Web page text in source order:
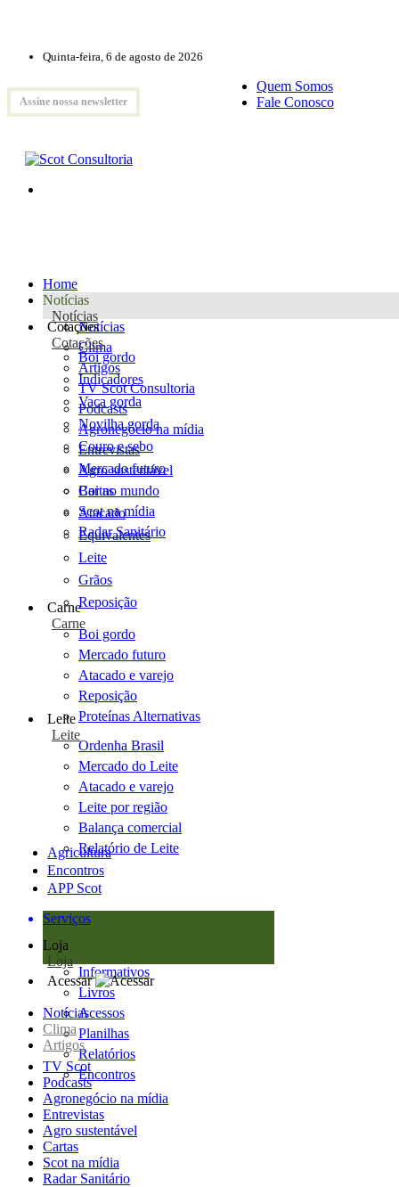
Quinta-feira, 6 de agosto de 2026
Assine nossa newsletter
Quem Somos
Fale Conosco
Home
Notícias
Notícias
Notícias
Clima
Artigos
TV Scot Consultoria
Podcasts
Agronegócio na mídia
Entrevistas
Agro sustentável
Cartas
Scot na mídia
Radar Sanitário
Cotações
Cotações
Boi gordo
Indicadores
Vaca gorda
Novilha gorda
Couro e sebo
Mercado futuro
Boi no mundo
Atacado
Equivalentes
Leite
Grãos
Reposição
Carne
Carne
Boi gordo
Mercado futuro
Atacado e varejo
Reposição
Proteínas Alternativas
Leite
Leite
Ordenha Brasil
Mercado do Leite
Atacado e varejo
Leite por região
Balança comercial
Relatório de Leite
Agricultura
Encontros
APP Scot
Serviços
Loja
Loja
Informativos
Livros
Acessos
Planilhas
Relatórios
Encontros
Acessar
Notícias
Clima
Artigos
TV Scot
Podcasts
Agronegócio na mídia
Entrevistas
Agro sustentável
Cartas
Scot na mídia
Radar Sanitário